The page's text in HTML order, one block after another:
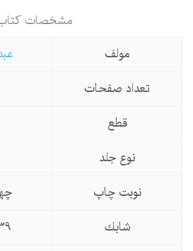
مشخصات كتاب
مولف
تعداد صفحات
قطع
نوع جلد
نوبت چاپ
چهل و
شابك